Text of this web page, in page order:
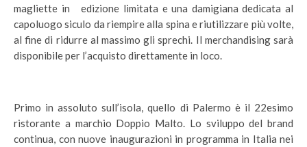
magliette in edizione limitata e una damigiana dedicata al
capoluogo siculo da riempire alla spina e riutilizzare più volte,
al fine di ridurre al massimo gli sprechi. Il merchandising sarà
disponibile per l’acquisto direttamente in loco.
Primo in assoluto sull’isola, quello di Palermo è il 22esimo
ristorante a marchio Doppio Malto. Lo sviluppo del brand
continua, con nuove inaugurazioni in programma in Italia nei